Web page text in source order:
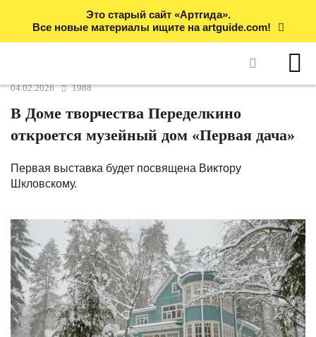
Это старый сайт «Артгида».
Все новые материалы ищите на artguide.com!
04.02.2026 1988
В Доме творчества Переделкино
откроется музейный дом «Первая дача»
Первая выставка будет посвящена Виктору
Шкловскому.